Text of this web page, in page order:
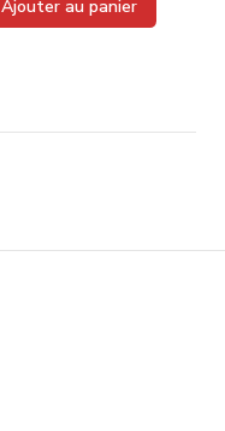
Ajouter au panier